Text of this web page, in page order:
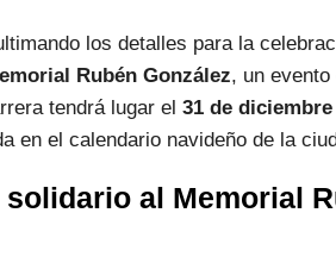
los detalles para la
Rubén González, un evento
tendrá lugar el 31 de
en el calendario navideño de la
solidario al Memorial